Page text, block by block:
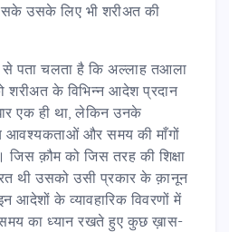
उसके लिए भी शरीअत की
पता चलता है कि अल्लाह तआला
शरीअत के विभिन्न आदेश प्रदान
एक ही था, लेकिन उनके
आवश्यकताओं और समय की माँगों
क़ौम को जिस तरह की शिक्षा
थी उसको उसी प्रकार के क़ानून
के व्यावहारिक विवरणों में
समय का ध्यान रखते हुए कुछ ख़ास-